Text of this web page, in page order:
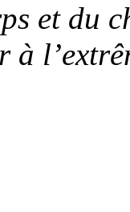
et du
à